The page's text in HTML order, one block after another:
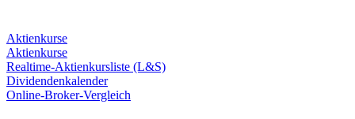
Aktienkurse
Aktienkurse
Realtime-Aktienkursliste (L&S)
Dividendenkalender
Online-Broker-Vergleich